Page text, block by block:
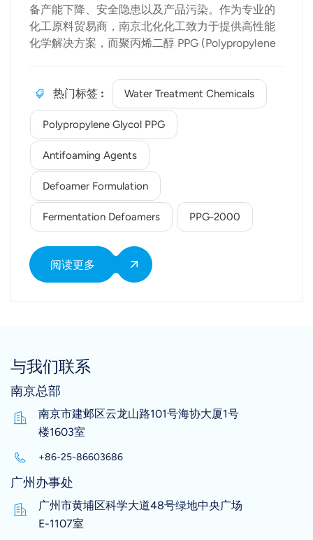
备产能下降、安全隐患以及产品污染。作为专业的
化工原料贸易商，南京北化化工致力于提供高性能
化学解决方案，而聚丙烯二醇 PPG (Polypropylene
分之一。 泡沫控制的科学原理 要理解 PPG 的
作用，首先需要了解泡沫的成因。泡沫是气体在液
体中的分散体系，由降低表面张力并在气泡周围形
成柔性薄膜的表面活性剂所稳定。 聚丙烯二醇 PPG
的功能在于破坏这些薄膜。与其他化学品不同，
PPG 具有独特的温度依赖性溶解度。在特定温度
下，它会变得不溶，从而起到强力表面活性剂破坏
剂的作用。当加入发泡体系时，PPG 分子会迅速铺
展在气液界面上，取代原有的稳定表面活性剂，导
致气泡壁变薄并最终破裂。 为什么 PPG-2000 是
行业标准？ 虽然 PPG 有多种分子量规格，但 PPG-
2000 经常被视为工业应用的“金标准”。其分子量约
为 2,000，在疏水性和分散性之间达到了完美的平
应用：从实验室到大规模工业 基于 PPG 的消泡剂具
有广泛的适用性，在以下领域不可或缺： 1. 发酵工
艺 在生物技术领域，发酵消泡剂至关重要。微生物
在消耗营养物质并产生气体时，浓密的泡沫可能会
溢出反应器。聚丙烯二醇 PPG 在此备受青睐，因为
应“引擎”的前提下控制泡沫。 2. 水处理 水处理化学
品的效率取决于其在不同 pH 值下的表现。基于
生的泡沫，防止环境排放违规。 3. 化学制造 在树
脂或涂料的合成过程中，夹带的空气会破坏成品的
热门标签 : Water Treatment Chemicals
Polypropylene Glycol PPG
Antifoaming Agents
Defoamer Formulation
Fermentation Defoamers PPG-2000
阅读更多
与我们联系
南京总部
南京市建邺区云龙山路101号海协大厦1号
楼1603室
+86-25-86603686
广州办事处
广州市黄埔区科学大道48号绿地中央广场
E-1107室